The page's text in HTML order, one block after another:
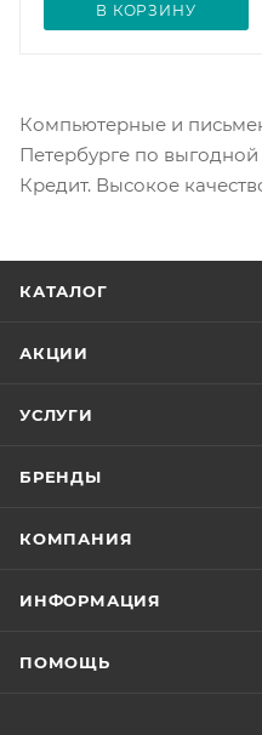
В КОРЗИНУ
Компьютерные и
Петербурге по
Кредит. Высокое
КАТАЛОГ
АКЦИИ
УСЛУГИ
БРЕНДЫ
КОМПАНИЯ
ИНФОРМАЦИЯ
ПОМОЩЬ